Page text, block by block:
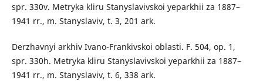
spr. 330v. Metryka kliru Stanyslavivskoi yeparkhii za 1887–
1941 rr., m. Stanyslaviv, t. 3, 201 ark.
Derzhavnyi arkhiv Ivano-Frankivskoi oblasti. F. 504, op. 1,
spr. 330h. Metryka kliru Stanyslavivskoi yeparkhii za 1887–
1941 rr., m. Stanyslaviv, t. 6, 338 ark.